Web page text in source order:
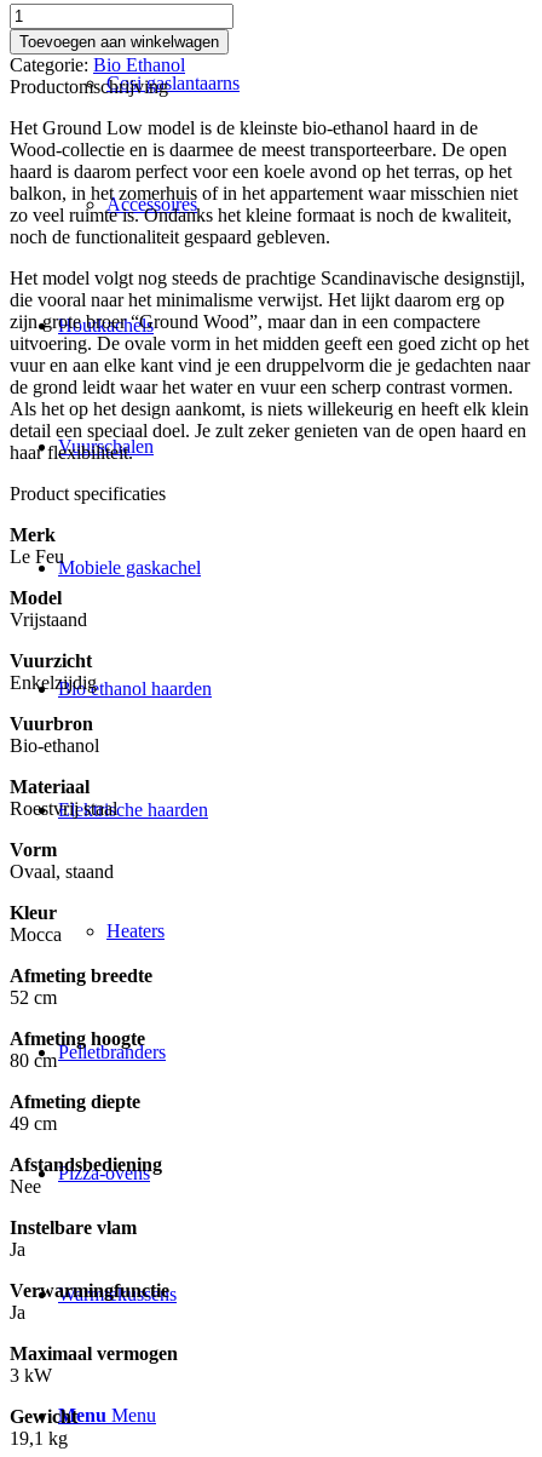
Cosi gaslantaarns
Accessoires
Houtkachels
Vuurschalen
Mobiele gaskachel
Bio ethanol haarden
Elektrische haarden
Heaters
Pelletbranders
Pizza-ovens
Warmtekussens
Menu Menu
Le
Feu
Ground
Low
Mocca
Rose
Gold
Edition
aantal
Toevoegen aan winkelwagen
Categorie: Bio Ethanol
Productomschrijving
Het Ground Low model is de kleinste bio-ethanol haard in de
Wood-collectie en is daarmee de meest transporteerbare. De open
haard is daarom perfect voor een koele avond op het terras, op het
balkon, in het zomerhuis of in het appartement waar misschien niet
zo veel ruimte is. Ondanks het kleine formaat is noch de kwaliteit,
noch de functionaliteit gespaard gebleven.
Het model volgt nog steeds de prachtige Scandinavische designstijl,
die vooral naar het minimalisme verwijst. Het lijkt daarom erg op
zijn grote broer “Ground Wood”, maar dan in een compactere
uitvoering. De ovale vorm in het midden geeft een goed zicht op het
vuur en aan elke kant vind je een druppelvorm die je gedachten naar
de grond leidt waar het water en vuur een scherp contrast vormen.
Als het op het design aankomt, is niets willekeurig en heeft elk klein
detail een speciaal doel. Je zult zeker genieten van de open haard en
haar flexibiliteit.
Product specificaties
Merk
Le Feu
Model
Vrijstaand
Vuurzicht
Enkelzijdig
Vuurbron
Bio-ethanol
Materiaal
Roestvrij staal
Vorm
Ovaal, staand
Kleur
Mocca
Afmeting breedte
52 cm
Afmeting hoogte
80 cm
Afmeting diepte
49 cm
Afstandsbediening
Nee
Instelbare vlam
Ja
Verwarmingfunctie
Ja
Maximaal vermogen
3 kW
Gewicht
19,1 kg